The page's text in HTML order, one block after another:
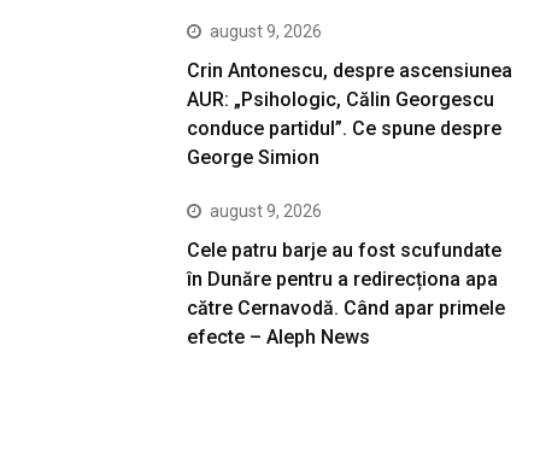
august 9, 2026
Crin Antonescu, despre ascensiunea
AUR: „Psihologic, Călin Georgescu
conduce partidul”. Ce spune despre
George Simion
august 9, 2026
Cele patru barje au fost scufundate
în Dunăre pentru a redirecționa apa
către Cernavodă. Când apar primele
efecte – Aleph News